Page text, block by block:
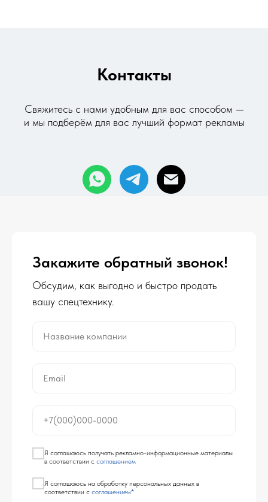
Контакты
Свяжитесь с нами удобным для вас способом —
и мы подберём для вас лучший формат рекламы
Закажите обратный звонок!
Обсудим, как выгодно и быстро продать
вашу спецтехнику.
Название компании
Email
+7(000)000-0000
Я соглашаюсь получать рекламно-информационные материалы
в соответствии с соглашением
Я соглашаюсь на обработку персональных данных в
соответствии с соглашением*